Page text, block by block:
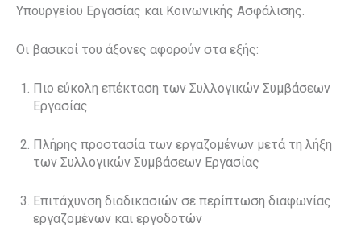
Υπουργείου Εργασίας και Κοινωνικής Ασφάλισης.
Οι βασικοί του άξονες αφορούν στα εξής:
Πιο εύκολη επέκταση των Συλλογικών Συμβάσεων
Εργασίας
Πλήρης προστασία των εργαζομένων μετά τη λήξη
των Συλλογικών Συμβάσεων Εργασίας
Επιτάχυνση διαδικασιών σε περίπτωση διαφωνίας
εργαζομένων και εργοδοτών